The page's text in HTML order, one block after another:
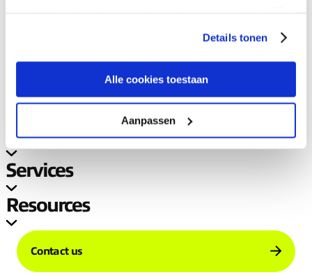
Details tonen
Alle cookies toestaan
Aanpassen
Company
Services
Resources
Contact us